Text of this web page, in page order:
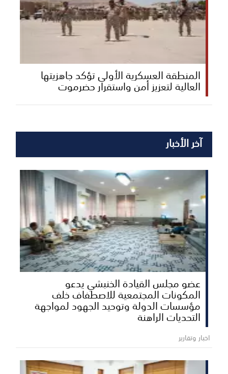
المنطقة العسكرية الأولى تؤكد جاهزيتها
العالية لتعزيز أمن واستقرار حضرموت
آخر الأخبار
عضو مجلس القيادة الخنبشي يدعو
المكونات المجتمعية للاصطفاف خلف
مؤسسات الدولة وتوحيد الجهود لمواجهة
التحديات الراهنة
اخبار وتقارير